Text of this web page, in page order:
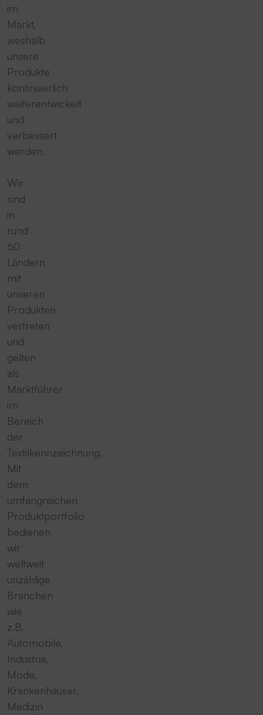
im
Markt,
weshalb
unsere
Produkte
kontinuierlich
weiterentwickelt
und
verbessert
werden.
Wir
sind
in
rund
60
Ländern
mit
unseren
Produkten
vertreten
und
gelten
als
Marktführer
im
Bereich
der
Textilkennzeichnung.
Mit
dem
umfangreichen
Produktportfolio
bedienen
wir
weltweit
unzählige
Branchen
wie
z.B.
Automobile,
Industrie,
Mode,
Krankenhäuser,
Medizin